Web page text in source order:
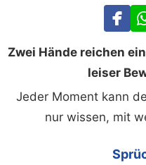
Zwei Hände reichen
leiser
Jeder Moment kann
nur wissen, mit